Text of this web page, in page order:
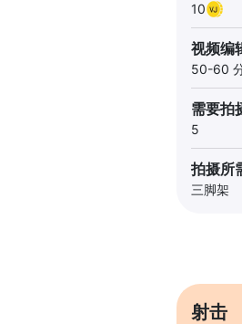
10
视频编
50-60
需要拍
5
拍摄所
三脚架
射击